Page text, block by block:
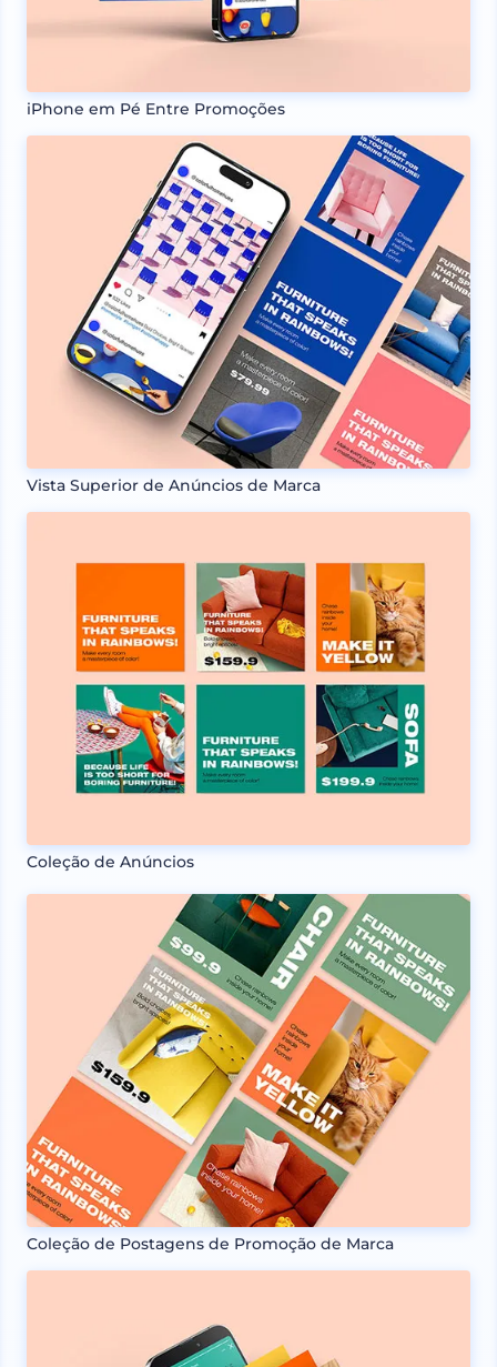
iPhone em Pé Entre Promoções
Vista Superior de Anúncios de Marca
Coleção de Anúncios
Coleção de Postagens de Promoção de Marca